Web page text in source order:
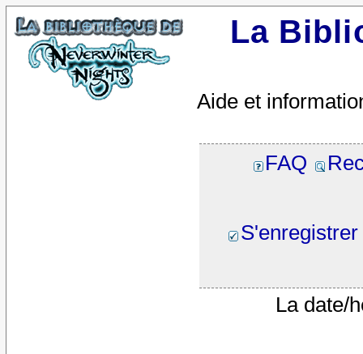
La
Aide et
FAQ
S'enregistrer
La date/